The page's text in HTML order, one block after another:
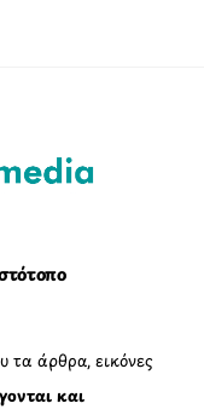
τα άρθρα, εικόνες
και